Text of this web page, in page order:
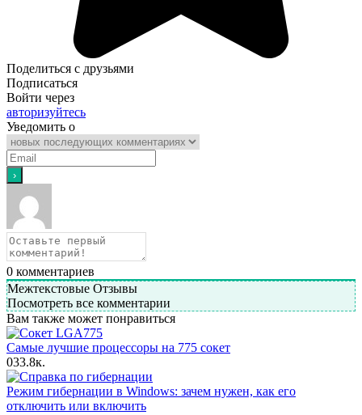
Поделиться с друзьями
Подписаться
Войти через
авторизуйтесь
Уведомить о
0 комментариев
Межтекстовые Отзывы
Посмотреть все комментарии
Вам также может понравиться
Самые лучшие процессоры на 775 сокет
033.8к.
Режим гибернации в Windows: зачем нужен, как его
отключить или включить